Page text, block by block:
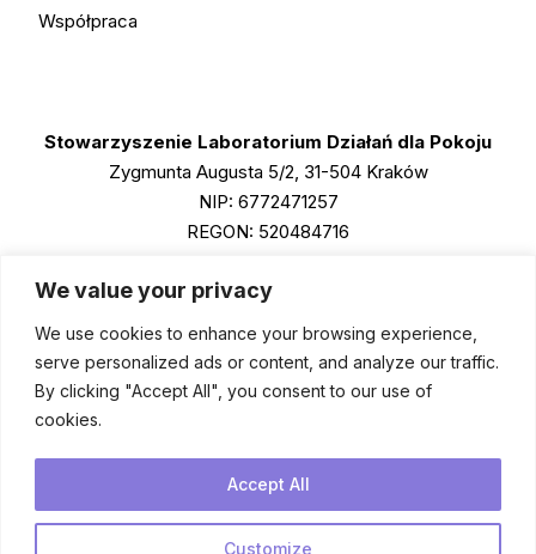
We value your privacy
We use cookies to enhance your browsing experience,
serve personalized ads or content, and analyze our traffic.
By clicking "Accept All", you consent to our use of
cookies.
Customize
Accept All
Współpraca
Stowarzyszenie Laboratorium Działań dla Pokoju
Zygmunta Augusta 5/2, 31-504 Kraków
NIP: 6772471257
REGON: 520484716
Instagram
Facebook
Spotify
Podcasts